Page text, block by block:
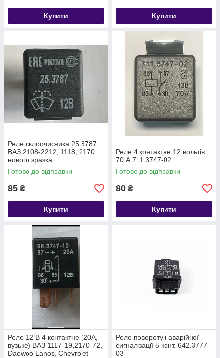
Купити Купити
Реле склоочисника 25.3787
ВАЗ 2108-2212, 1118, 2170
нового зразка
Готово до відправки
85 ₴
Купити
Реле 4 контактне 12 вольтів
70 А 711.3747-02
Готово до відправки
80 ₴
Купити
Реле 12 В 4 контактне (20А,
вузьке) ВАЗ 1117-19,2170-72,
Daewoo Lanos, Chevrolet
Реле повороту і аварійної
сигналізації 5 конт. 642.3777-
03